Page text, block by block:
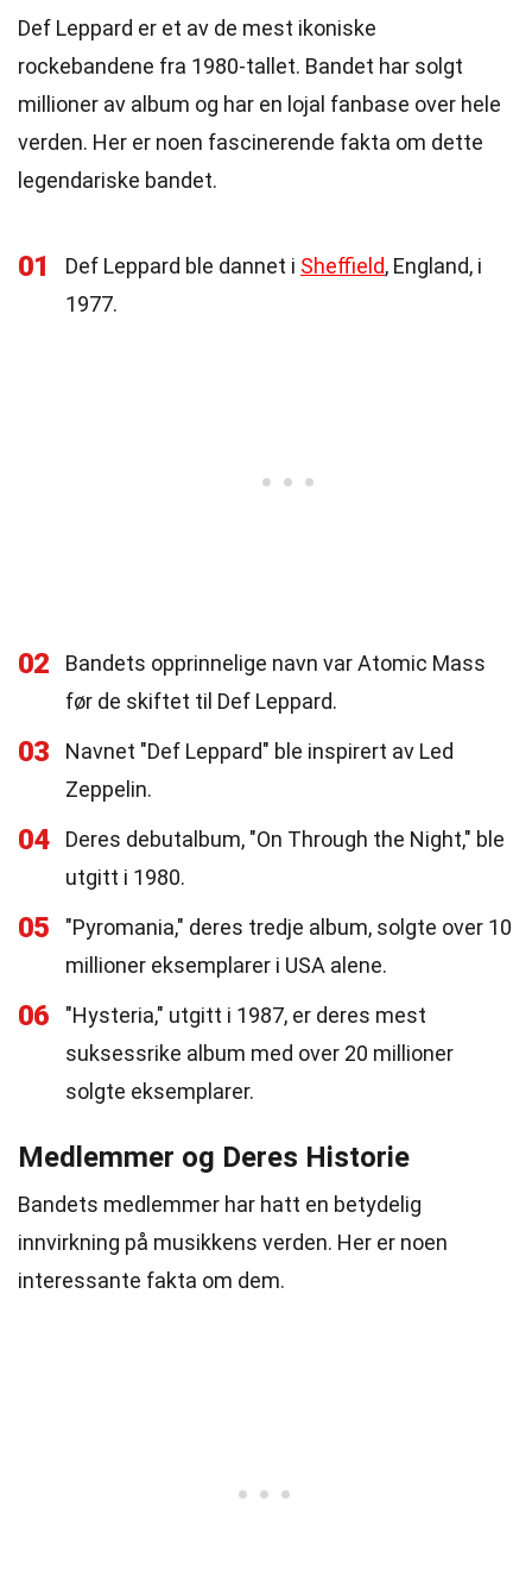
Def Leppard er et av de mest ikoniske
rockebandene fra 1980-tallet. Bandet har solgt
millioner av album og har en lojal fanbase over hele
verden. Her er noen fascinerende fakta om dette
legendariske bandet.
01 Def Leppard ble dannet i Sheffield, England, i
1977.
02
Bandets opprinnelige navn var Atomic Mass
før de skiftet til Def Leppard.
03
Navnet "Def Leppard" ble inspirert av Led
Zeppelin.
04
Deres debutalbum, "On Through the Night," ble
utgitt i 1980.
05
"Pyromania," deres tredje album, solgte over 10
millioner eksemplarer i USA alene.
06
"Hysteria," utgitt i 1987, er deres mest
suksessrike album med over 20 millioner
solgte eksemplarer.
Medlemmer og Deres Historie
Bandets medlemmer har hatt en betydelig
innvirkning på musikkens verden. Her er noen
interessante fakta om dem.